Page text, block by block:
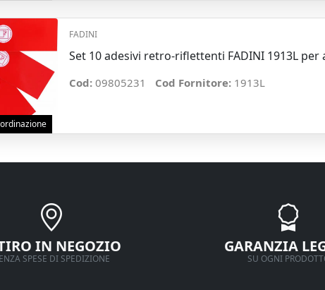
FADINI
Set 10 adesivi retro-riflettenti FADINI 1913L per
Cod: 09805231 Cod Fornitore: 1913L
IN NEGOZIO
SPESE DI SPEDIZIONE
GARANZIA
SU OGNI